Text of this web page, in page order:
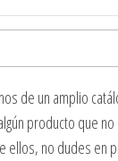
de un amplio
producto que
ellos, no dudes en